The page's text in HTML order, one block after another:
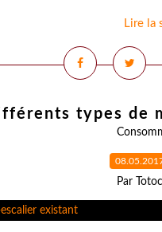
Lire la
types de
Par